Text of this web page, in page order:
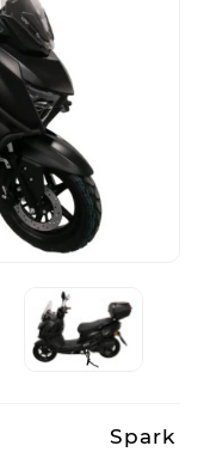
Spark